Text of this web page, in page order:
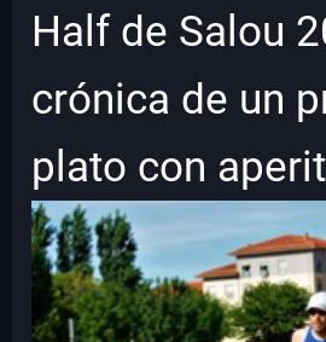
Half de Salou
crónica de un
plato con